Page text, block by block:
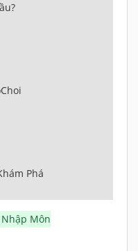
Phá
Môn